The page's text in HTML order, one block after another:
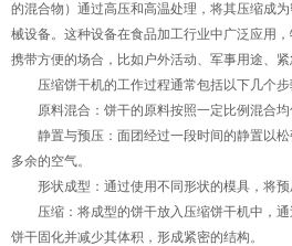
的混合物）通过高压和高温处理，将其压缩成
械设备。这种设备在食品加工行业中广泛应用
携带方便的场合，比如户外活动、军事用途、紧
压缩饼干机的工作过程通常包括以下几个步
原料混合：饼干的原料按照一定比例混合均
静置与预压：面团经过一段时间的静置以松
多余的空气。
形状成型：通过使用不同形状的模具，将预
压缩：将成型的饼干放入压缩饼干机中，通
饼干固化并减少其体积，形成紧密的结构。